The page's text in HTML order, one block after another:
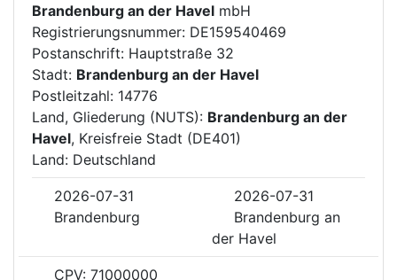
Brandenburg an der Havel mbH
Registrierungsnummer: DE159540469
Postanschrift: Hauptstraße 32
Stadt: Brandenburg an der Havel
Postleitzahl: 14776
Land, Gliederung (NUTS): Brandenburg an der
Havel, Kreisfreie Stadt (DE401)
Land: Deutschland
2026-07-31
2026-07-31
Brandenburg
Brandenburg an
der Havel
CPV: 71000000